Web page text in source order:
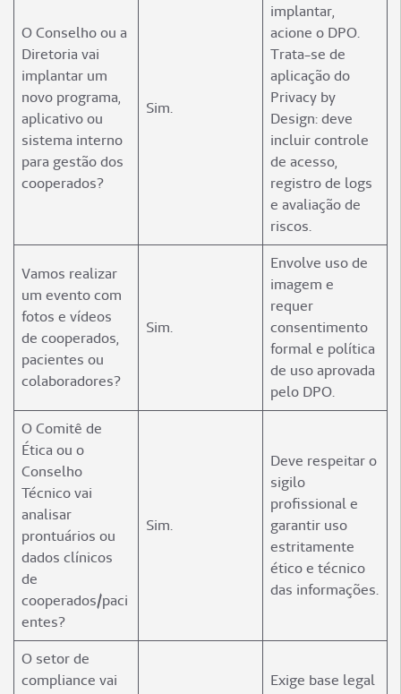
O Conselho ou a
Diretoria vai
implantar um
novo programa,
aplicativo ou
sistema interno
para gestão dos
cooperados?
Sim.
implantar,
acione o DPO.
Trata-se de
aplicação do
Privacy by
Design: deve
incluir controle
de acesso,
registro de logs
e avaliação de
riscos.
Vamos realizar
um evento com
fotos e vídeos
de cooperados,
pacientes ou
colaboradores?
Sim.
Envolve uso de
imagem e
requer
consentimento
formal e política
de uso aprovada
pelo DPO.
O Comitê de
Ética ou o
Conselho
Técnico vai
analisar
prontuários ou
dados clínicos
de
cooperados/paci
entes?
Sim.
Deve respeitar o
sigilo
profissional e
garantir uso
estritamente
ético e técnico
das informações.
O setor de
compliance vai
Exige base legal